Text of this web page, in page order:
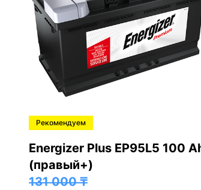
Рекомендуем
Energizer Plus EP95L5 100
(правый+)
131 000₸